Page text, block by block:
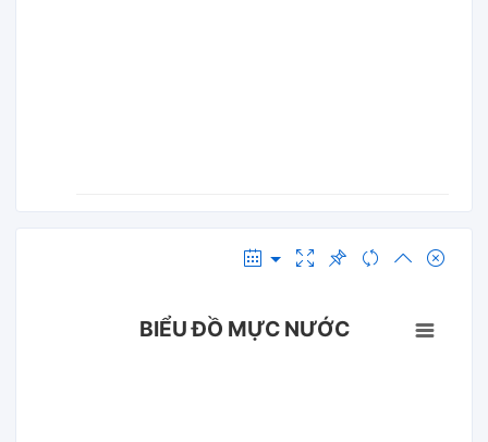
BIỂU ĐỒ MỰC NƯỚC